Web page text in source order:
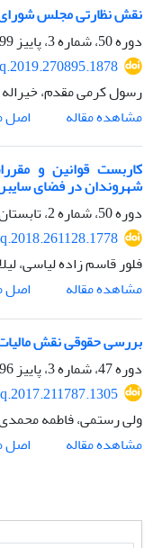
نقش نظارتی مجلس
دوره 50، شماره 3، پاییز 1399، صفحه
رسول کرمی مقدم،
مشاهده مقاله
اصل
کاربست قوانین و
شهروندان در فضای سایبر
دوره 50، شماره 2، تابستان 1399، صفحه
فلور قاسم زاده لیاسی،
مشاهده مقاله
اصل
بررسی حقوقی نقش
دوره 47، شماره 3، پاییز 1396، صفحه
ولی رستمی، فاطمه
مشاهده مقاله
اصل